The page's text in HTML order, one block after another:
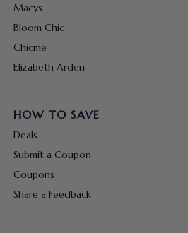
Macys
Bloom Chic
Chicme
Elizabeth Arden
HOW TO SAVE
Deals
Submit a Coupon
Coupons
Share a Feedback